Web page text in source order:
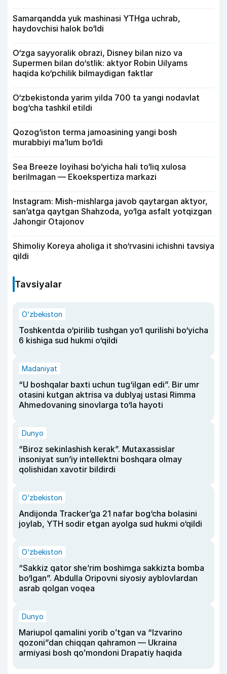
Samarqandda yuk mashinasi YTHga uchrab,
haydovchisi halok bo‘ldi
O‘zga sayyoralik obrazi, Disney bilan nizo va
Supermen bilan do‘stlik: aktyor Robin Uilyams
haqida ko‘pchilik bilmaydigan faktlar
O‘zbekistonda yarim yilda 700 ta yangi nodavlat
bog‘cha tashkil etildi
Qozog‘iston terma jamoasining yangi bosh
murabbiyi ma’lum bo‘ldi
Sea Breeze loyihasi bo‘yicha hali to‘liq xulosa
berilmagan — Ekoekspertiza markazi
Instagram: Mish-mishlarga javob qaytargan aktyor,
san’atga qaytgan Shahzoda, yo‘lga asfalt yotqizgan
Jahongir Otajonov
Shimoliy Koreya aholiga it sho‘rvasini ichishni tavsiya
qildi
Tavsiyalar
O‘zbekiston
Toshkentda o‘pirilib tushgan yo‘l qurilishi bo‘yicha
6 kishiga sud hukmi o‘qildi
Madaniyat
“U boshqalar baxti uchun tug‘ilgan edi”. Bir umr
otasini kutgan aktrisa va dublyaj ustasi Rimma
Ahmedovaning sinovlarga to‘la hayoti
Dunyo
“Biroz sekinlashish kerak”. Mutaxassislar
insoniyat sun’iy intellektni boshqara olmay
qolishidan xavotir bildirdi
O‘zbekiston
Andijonda Tracker’ga 21 nafar bog‘cha bolasini
joylab, YTH sodir etgan ayolga sud hukmi o‘qildi
O‘zbekiston
“Sakkiz qator she’rim boshimga sakkizta bomba
bo‘lgan”. Abdulla Oripovni siyosiy ayblovlardan
asrab qolgan voqea
Dunyo
Mariupol qamalini yorib oʻtgan va “Izvarino
qozoni”dan chiqqan qahramon — Ukraina
armiyasi bosh qoʻmondoni Drapatiy haqida